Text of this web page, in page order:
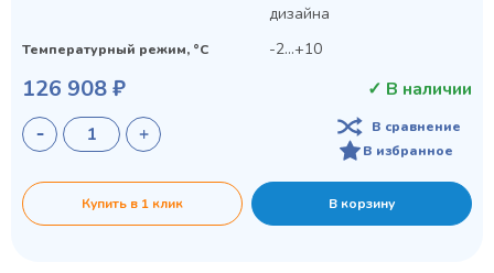
дизайна
Температурный режим, °C -2...+10
126 908 ₽ ✓ В наличии
В сравнение
В избранное
Купить в 1 клик В корзину